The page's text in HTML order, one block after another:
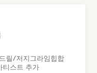
드릴/저지 그라임힙합
티스트 추가